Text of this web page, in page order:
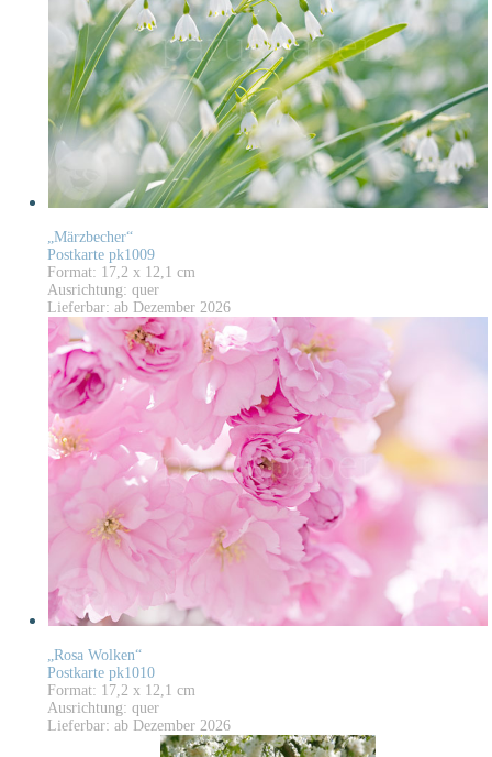
„Märzbecher“
Postkarte pk1009
Format: 17,2 x 12,1 cm
Ausrichtung: quer
Lieferbar: ab Dezember 2026
„Rosa Wolken“
Postkarte pk1010
Format: 17,2 x 12,1 cm
Ausrichtung: quer
Lieferbar: ab Dezember 2026